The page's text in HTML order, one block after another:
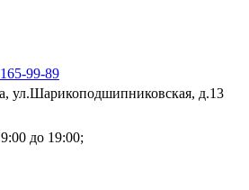
99-89
ул.​​Шарикоподшипниковская, д.13
до 19:00;